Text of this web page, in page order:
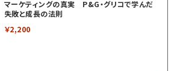
マーケティングの真実 P&G・グリコで学んだ
失敗と成長の法則
￥2,200